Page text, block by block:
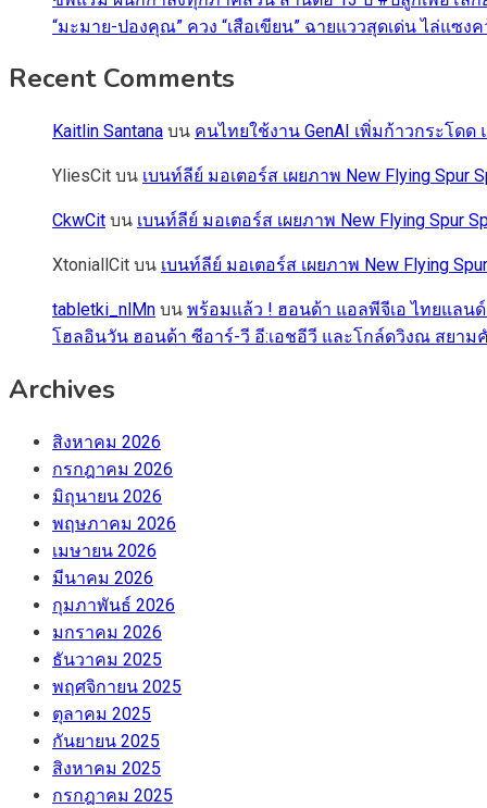
“มะมาย-ปองคุณ” ควง “เสือเขียน” ฉายแววสุดเด่น ไล่แ
Recent Comments
Kaitlin Santana บน คนไทยใช้งาน GenAI เพิ่มก้าวกระโด
YliesCit บน เบนท์ลีย์ มอเตอร์ส เผยภาพ New Flying
CkwCit บน เบนท์ลีย์ มอเตอร์ส เผยภาพ New Flying Spur
XtoniallCit บน เบนท์ลีย์ มอเตอร์ส เผยภาพ New Flying
tabletki_nlMn บน พร้อมแล้ว ! ฮอนด้า แอลพีจีเอ ไทยแลนด์
โฮลอินวัน ฮอนด้า ซีอาร์-วี อี:เอชอีวี และโกล์ดวิงณ สยา
Archives
สิงหาคม 2026
กรกฎาคม 2026
มิถุนายน 2026
พฤษภาคม 2026
เมษายน 2026
มีนาคม 2026
กุมภาพันธ์ 2026
มกราคม 2026
ธันวาคม 2025
พฤศจิกายน 2025
ตุลาคม 2025
กันยายน 2025
สิงหาคม 2025
กรกฎาคม 2025